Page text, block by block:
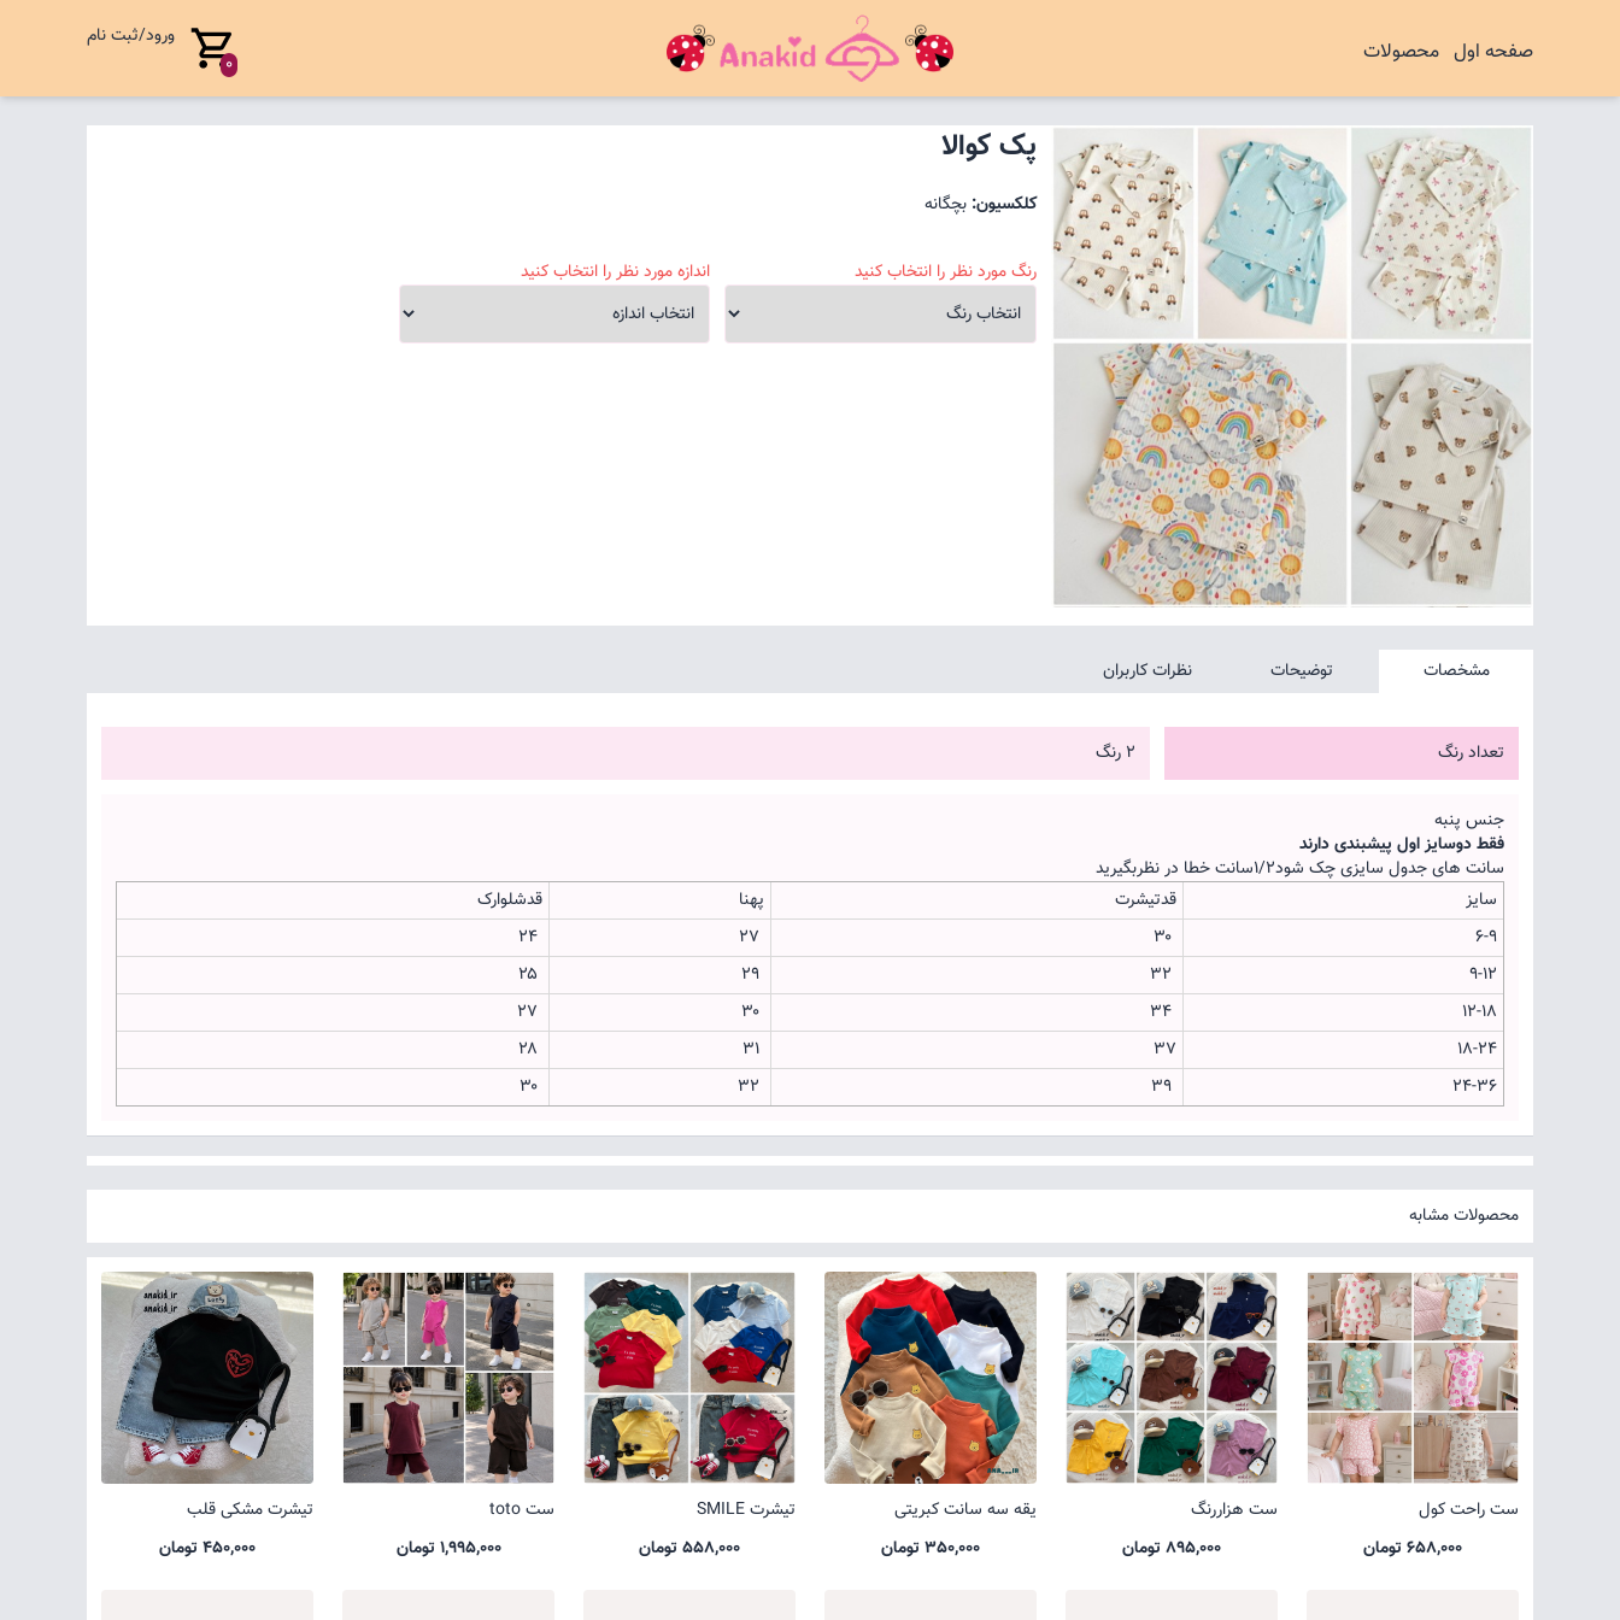
صفحه اول محصولات 0
ورود/ثبت نام
پک کوالا
کلکسیون: بچگانه
رنگ مورد نظر را انتخاب کنید اندازه مورد نظر را انتخاب کنید
مشخصات توضیحات نظرات کاربران
تعداد رنگ 2 رنگ
جنس پنبه
فقط دو‌سایز اول پیشبندی دارند
سانت های جدول سایزی چک شود۱/۲سانت خطا در نظربگیرید
سایز
قدتیشرت پهنا
قدشلوارک
۶-۹
۳۰
۲۴
۹-۱۲
۲۹
۱۲-۱۸
۳۴ ۳۰
۱۸-۲۴
۳۷ ۳۱
۲۴-۳۶
۳۹ ۳۰
محصولات مشابه
ست راحت کول
658,000 تومان
ست هزاررنگ
895,000 تومان
یقه سه سانت کبریتی
350,000 تومان
تیشرت SMILE
558,000 تومان
ست toto
1,995,000 تومان
تیشرت مشکی قلب
450,000 تومان